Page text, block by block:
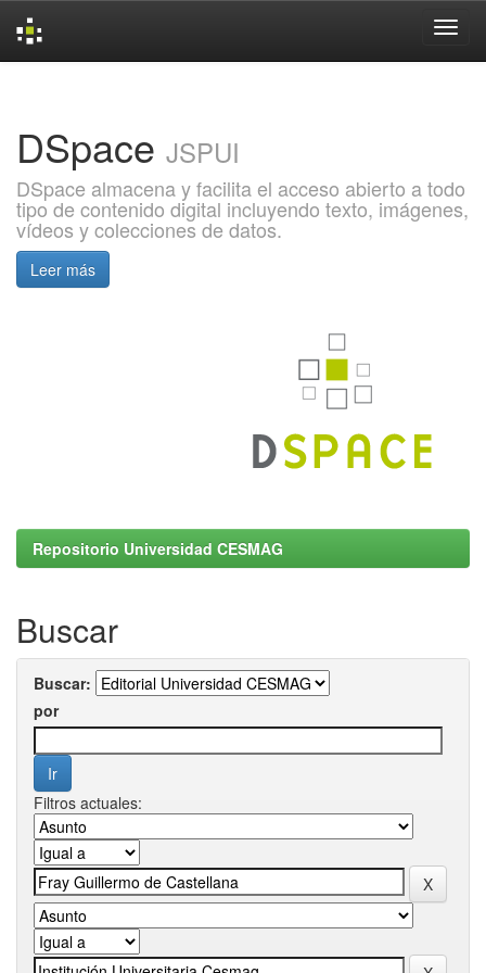
DSpace JSPUI
DSpace almacena y facilita el acceso abierto a todo
tipo de contenido digital incluyendo texto, imágenes,
vídeos y colecciones de datos.
Leer más
Repositorio Universidad CESMAG
Buscar
Buscar:
por
Filtros actuales: